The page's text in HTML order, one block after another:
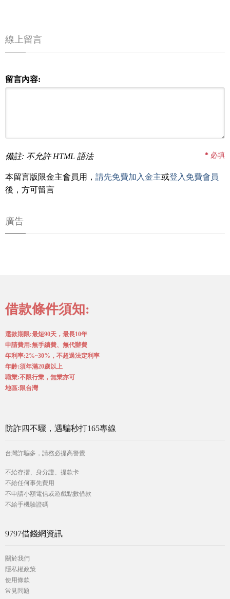
線上留言
留言內容:
備註: 不允許 HTML 語法 * 必填
本留言版限金主會員用， 請先免費加入金主或登入免費會員
後，方可留言
廣告
借款條件須知:
還款期限:最短90天，最長10年
申請費用:無手續費、無代辦費
年利率:2%~30%，不超過法定利率
年齡:須年滿20歲以上
職業:不限行業，無業亦可
地區:限台灣
防詐四不驟，遇騙秒打165專線
台灣詐騙多，請務必提高警覺
不給存摺、身分證、提款卡
不給任何事先費用
不申請小額電信或遊戲點數借款
不給手機驗證碼
9797借錢網資訊
關於我們
隱私權政策
使用條款
常見問題